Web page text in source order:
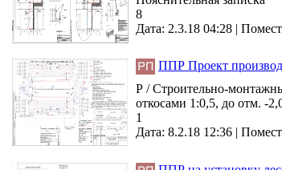
8
Дата: 2.3.18 04:28 |
ППР Проект
Р / Строительно-
откосами 1:0,5, до отм. -
1
Дата: 8.2.18 12:36 |